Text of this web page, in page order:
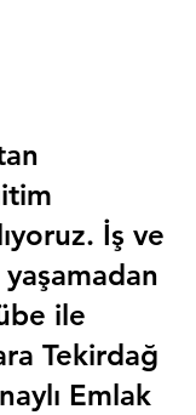
İş ve
ile
Tekirdağ
Emlak